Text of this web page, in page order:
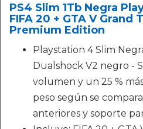
PS4 Slim 1Tb Negra
FIFA 20 + GTA V Grand
Premium Edition
Playstation 4 Slim
Dualshock V2 negro -
volumen y un 25 %
peso según se
anteriores y soporte